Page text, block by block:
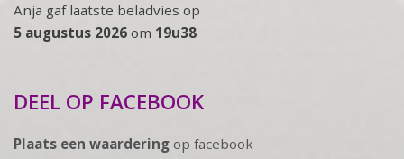
Anja gaf laatste beladvies op
5 augustus 2026 om 19u38
DEEL OP FACEBOOK
Plaats een waardering op facebook